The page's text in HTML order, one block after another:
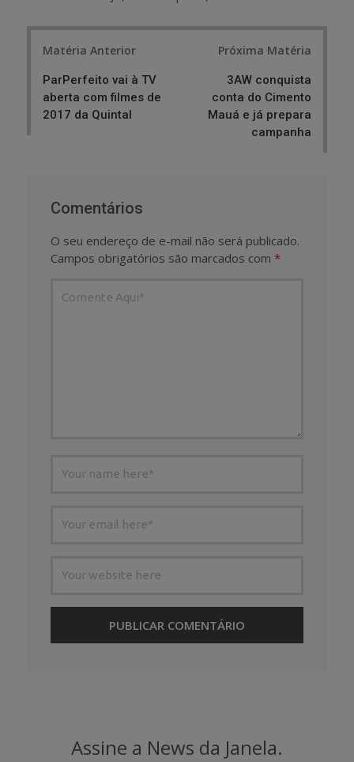
Matéria Anterior
ParPerfeito vai à TV
aberta com filmes de
2017 da Quintal
Próxima Matéria
3AW conquista
conta do Cimento
Mauá e já prepara
campanha
Comentários
O seu endereço de e-mail não será publicado.
Campos obrigatórios são marcados com *
Assine a News da Janela.